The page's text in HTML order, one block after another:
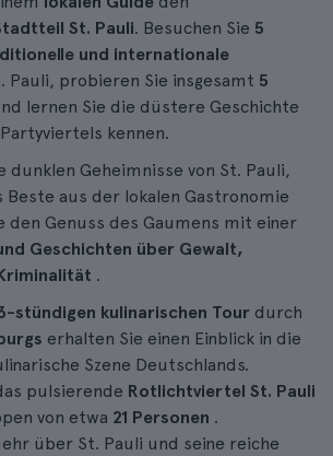
St. Pauli. Besuchen Sie 5
und internationale
Pauli, probieren Sie insgesamt 5
lernen Sie die düstere Geschichte
kennen.
dunklen Geheimnisse von St. Pauli,
Beste aus der lokalen Gastronomie
den Genuss des Gaumens mit einer
Geschichten über Gewalt,
.
stündigen kulinarischen Tour durch
erhalten Sie einen Einblick in die
Szene Deutschlands.
pulsierende Rotlichtviertel St. Pauli
von etwa 21 Personen .
über St. Pauli und seine reiche